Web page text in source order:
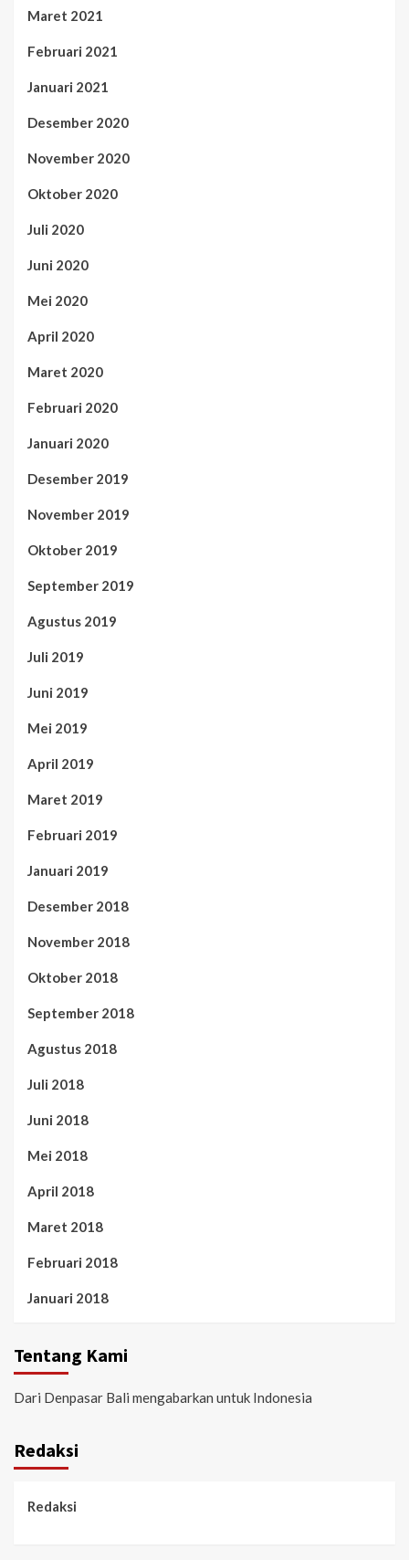
Maret 2021
Februari 2021
Januari 2021
Desember 2020
November 2020
Oktober 2020
Juli 2020
Juni 2020
Mei 2020
April 2020
Maret 2020
Februari 2020
Januari 2020
Desember 2019
November 2019
Oktober 2019
September 2019
Agustus 2019
Juli 2019
Juni 2019
Mei 2019
April 2019
Maret 2019
Februari 2019
Januari 2019
Desember 2018
November 2018
Oktober 2018
September 2018
Agustus 2018
Juli 2018
Juni 2018
Mei 2018
April 2018
Maret 2018
Februari 2018
Januari 2018
Tentang Kami
Dari Denpasar Bali mengabarkan untuk Indonesia
Redaksi
Redaksi